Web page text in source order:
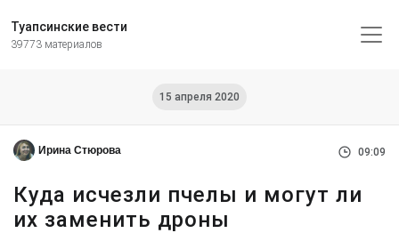
Туапсинские вести
39773 материалов
15 апреля 2020
Ирина Стюрова 09:09
Куда исчезли пчелы и могут ли
их заменить дроны